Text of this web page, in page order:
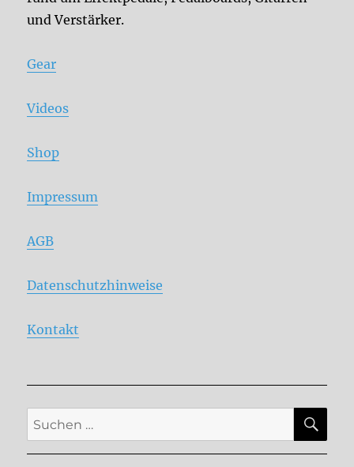
und Verstärker.
Gear
Videos
Shop
Impressum
AGB
Datenschutzhinweise
Kontakt
Suche
nach: